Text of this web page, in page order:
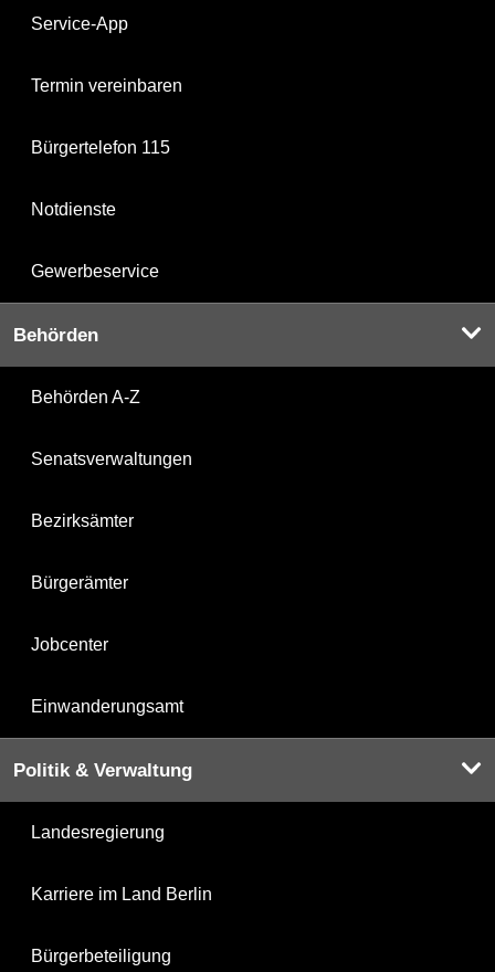
Service-App
Termin vereinbaren
Bürgertelefon 115
Notdienste
Gewerbeservice
Behörden
Behörden A-Z
Senatsverwaltungen
Bezirksämter
Bürgerämter
Jobcenter
Einwanderungsamt
Politik & Verwaltung
Landesregierung
Karriere im Land Berlin
Bürgerbeteiligung